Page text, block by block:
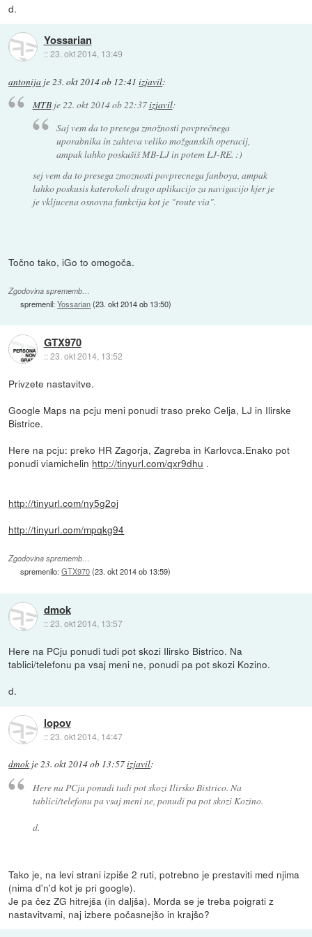
d.
Yossarian
::23. okt 2014, 13:49
antonija je23. okt 2014 ob 12:41 izjavil:
MTBje22. okt 2014 ob 22:37izjavil:
Saj vem da to presega zmožnosti povprečnega
uporabnika in zahteva veliko možganskih operacij,
ampak lahko poskušiš MB-LJ in potem LJ-RE. :)
sej vem da to presega zmoznosti povprecnega fanboya, ampak
lahko poskusis katerokoli drugo aplikacijo za navigacijo kjer je
je vkljucena osnovna funkcija kot je "route via".
Točno tako, iGo to omogoča.
Zgodovina sprememb…
spremenil:Yossarian(23. okt 2014 ob 13:50)
GTX970
::23. okt 2014, 13:52
Privzete nastavitve.
Google Maps na pcju meni ponudi traso preko Celja, LJ in Ilirske
Bistrice.
Here na pcju: preko HR Zagorja, Zagreba in Karlovca.Enako pot
ponudi viamichelin http://tinyurl.com/qxr9dhu .
http://tinyurl.com/ny5g2oj
http://tinyurl.com/mpqkg94
Zgodovina sprememb…
spremenilo:GTX970(23. okt 2014 ob 13:59)
dmok
::23. okt 2014, 13:57
Here na PCju ponudi tudi pot skozi Ilirsko Bistrico. Na
tablici/telefonu pa vsaj meni ne, ponudi pa pot skozi Kozino.
d.
lopov
::23. okt 2014, 14:47
dmok je23. okt 2014 ob 13:57izjavil:
Here na PCju ponudi tudi pot skozi Ilirsko Bistrico. Na
tablici/telefonu pa vsaj meni ne, ponudi pa pot skozi Kozino.
d.
Tako je, na levi strani izpiše 2 ruti, potrebno je prestaviti med njima
(nima d'n'd kot je pri google).
Je pa čez ZG hitrejša (in daljša). Morda se je treba poigrati z
nastavitvami, naj izbere počasnejšo in krajšo?